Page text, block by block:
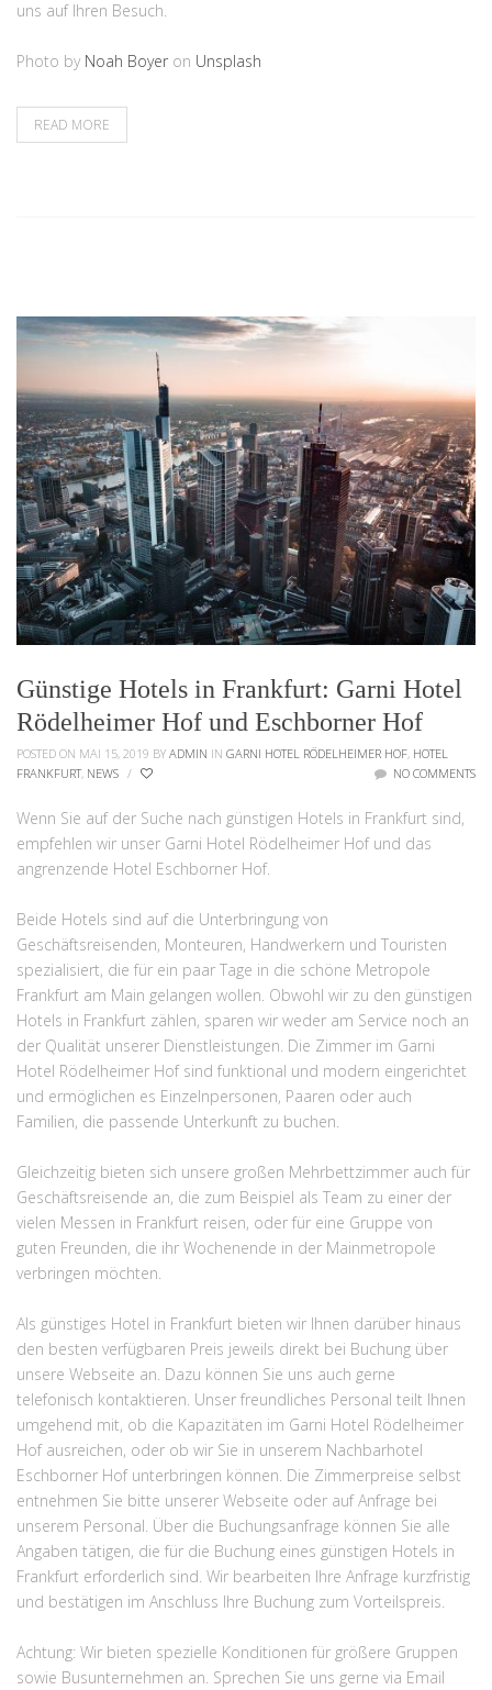
uns auf Ihren Besuch.
Photo by Noah Boyer on Unsplash
READ MORE
Günstige Hotels in Frankfurt: Garni Hotel
Rödelheimer Hof und Eschborner Hof
POSTED ON MAI 15, 2019 BY ADMIN IN GARNI HOTEL RÖDELHEIMER HOF, HOTEL
FRANKFURT, NEWS / NO COMMENTS
Wenn Sie auf der Suche nach günstigen Hotels in Frankfurt sind,
empfehlen wir unser Garni Hotel Rödelheimer Hof und das
angrenzende Hotel Eschborner Hof.
Beide Hotels sind auf die Unterbringung von
Geschäftsreisenden, Monteuren, Handwerkern und Touristen
spezialisiert, die für ein paar Tage in die schöne Metropole
Frankfurt am Main gelangen wollen. Obwohl wir zu den günstigen
Hotels in Frankfurt zählen, sparen wir weder am Service noch an
der Qualität unserer Dienstleistungen. Die Zimmer im Garni
Hotel Rödelheimer Hof sind funktional und modern eingerichtet
und ermöglichen es Einzelnpersonen, Paaren oder auch
Familien, die passende Unterkunft zu buchen.
Gleichzeitig bieten sich unsere großen Mehrbettzimmer auch für
Geschäftsreisende an, die zum Beispiel als Team zu einer der
vielen Messen in Frankfurt reisen, oder für eine Gruppe von
guten Freunden, die ihr Wochenende in der Mainmetropole
verbringen möchten.
Als günstiges Hotel in Frankfurt bieten wir Ihnen darüber hinaus
den besten verfügbaren Preis jeweils direkt bei Buchung über
unsere Webseite an. Dazu können Sie uns auch gerne
telefonisch kontaktieren. Unser freundliches Personal teilt Ihnen
umgehend mit, ob die Kapazitäten im Garni Hotel Rödelheimer
Hof ausreichen, oder ob wir Sie in unserem Nachbarhotel
Eschborner Hof unterbringen können. Die Zimmerpreise selbst
entnehmen Sie bitte unserer Webseite oder auf Anfrage bei
unserem Personal. Über die Buchungsanfrage können Sie alle
Angaben tätigen, die für die Buchung eines günstigen Hotels in
Frankfurt erforderlich sind. Wir bearbeiten Ihre Anfrage kurzfristig
und bestätigen im Anschluss Ihre Buchung zum Vorteilspreis.
Achtung: Wir bieten spezielle Konditionen für größere Gruppen
sowie Busunternehmen an. Sprechen Sie uns gerne via Email